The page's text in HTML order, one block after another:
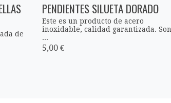
de
PENDIENTES SILUETA DORADO
Este es un producto de acero
inoxidable, calidad garantizada. Son
...
5,00 €